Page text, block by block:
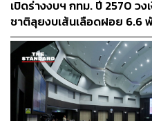
ชัชชาติยังได้กล่าวเพิ่มเติมข้อ
กระบวนการแต่งตั้งข้าราชก
จำเป็นต้องมีการติดตาม ตร
เสนอให้นำระบบคุณธรรมเข้
สอบคุณธรรมเข้าไปร่วมใน
เพื่อช่วยยุติปัญหาคอร์รัปชัน
เปิดร่างงบฯ กทม. ปี 2570 ว
ชาติลุยงบเส้นเลือดฝอย 6.6
ยุทธศาสตร์พัฒนาเมือง